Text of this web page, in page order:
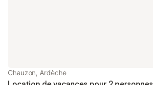
Chauzon, Ardèche